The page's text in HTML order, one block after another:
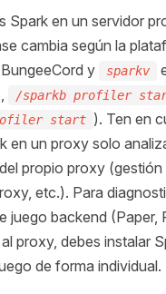
Spark en un servidor
cambia según la
y sparkv
/sparkb profiler
start ). Ten en
en un proxy solo
propio proxy (gestión
etc.). Para
juego backend (Paper,
proxy, debes instalar
de forma individual.